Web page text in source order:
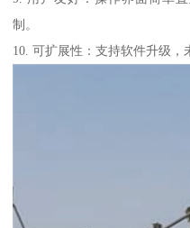
制。
10. 可扩展性：支持软件升级，